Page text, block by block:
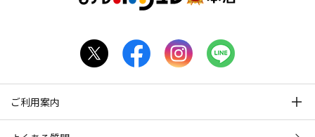
ご利用案内